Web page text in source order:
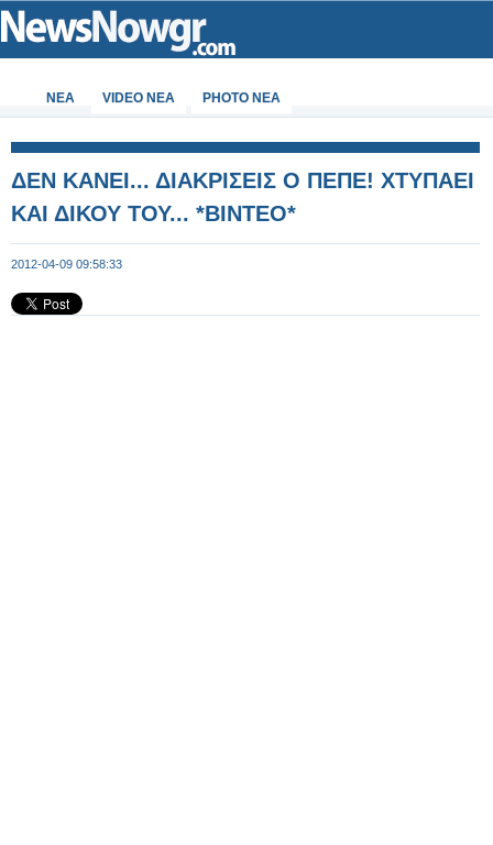
ΝΕΑ VIDEO NEA PHOTO NEA
ΔΕΝ ΚΑΝΕΙ... ΔΙΑΚΡΙΣΕΙΣ Ο ΠΕΠΕ! ΧΤΥΠΑΕΙ
ΚΑΙ ΔΙΚΟΥ ΤΟΥ... *ΒΙΝΤΕΟ*
2012-04-09 09:58:33